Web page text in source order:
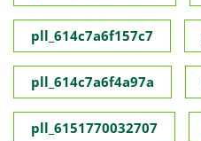
pll_614c7a6f157c7
pll_614c7a6f4a97a
pll_6151770032707